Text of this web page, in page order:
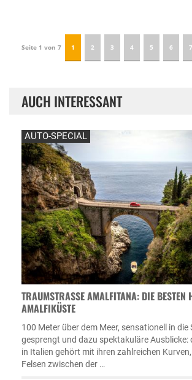
Seite 1 von 7 1 2 3 4 5 6 7
AUCH INTERESSANT
AUTO-SPECIAL
TRAUMSTRASSE AMALFITANA: DIE BESTEN
MALFIKÜSTE
100 Meter über dem Meer, sensationell in die
gesprengt und dazu spektakuläre Ausblicke:
in Italien gehört mit ihren zahlreichen
Felsen zwischen der …